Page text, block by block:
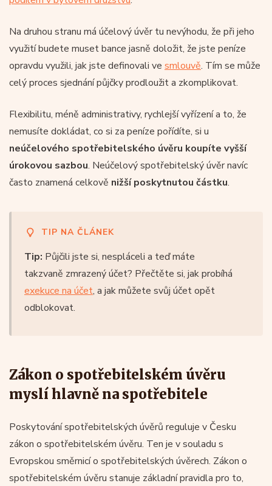
Na druhou stranu má účelový úvěr tu nevýhodu, že při jeho
využití budete muset bance jasně doložit, že jste peníze
opravdu využili, jak jste definovali ve smlouvě. Tím se může
celý proces sjednání půjčky prodloužit a zkomplikovat.
Flexibilitu, méně administrativy, rychlejší vyřízení a to, že
nemusíte dokládat, co si za peníze pořídíte, si u
neúčelového spotřebitelského úvěru koupíte vyšší
úrokovou sazbou. Neúčelový spotřebitelský úvěr navíc
často znamená celkově nižší poskytnutou částku.
TIP NA ČLÁNEK
Tip: Půjčili jste si, nespláceli a teď máte
takzvaně zmrazený účet? Přečtěte si, jak probíhá
exekuce na účet, a jak můžete svůj účet opět
odblokovat.
Zákon o spotřebitelském úvěru
myslí hlavně na spotřebitele
Poskytování spotřebitelských úvěrů reguluje v Česku
zákon o spotřebitelském úvěru. Ten je v souladu s
Evropskou směrnicí o spotřebitelských úvěrech. Zákon o
spotřebitelském úvěru stanuje základní pravidla pro to,